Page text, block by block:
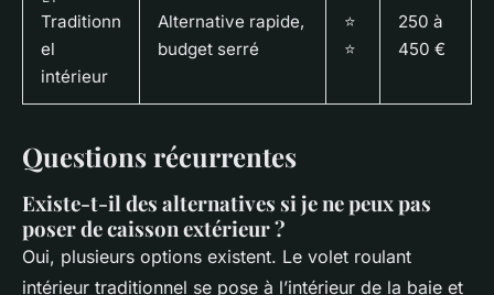
Traditionn
el
intérieur
Alternative rapide,
budget serré
⭐
⭐
250 à
450 €
Questions récurrentes
Existe-t-il des alternatives si je ne peux pas
poser de caisson extérieur ?
Oui, plusieurs options existent. Le volet roulant
intérieur traditionnel se pose à l’intérieur de la baie et